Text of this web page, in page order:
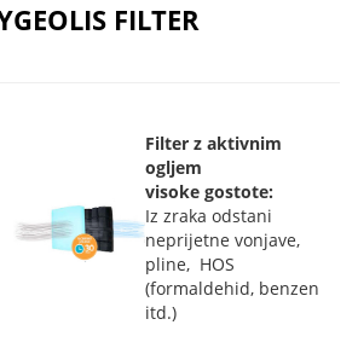
FILTER
Filter z aktivnim
ogljem
visoke gostote:
Iz zraka odstani
neprijetne vonjave,
pline, HOS
(formaldehid, benzen
itd.)